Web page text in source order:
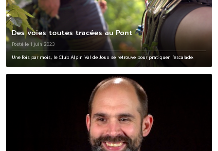
Des voies toutes tracées au Pont
Posté le 1 juin 2023
Une fois par mois, le Club Alpin Val de Joux se retrouve pour pratiquer l’escalade.